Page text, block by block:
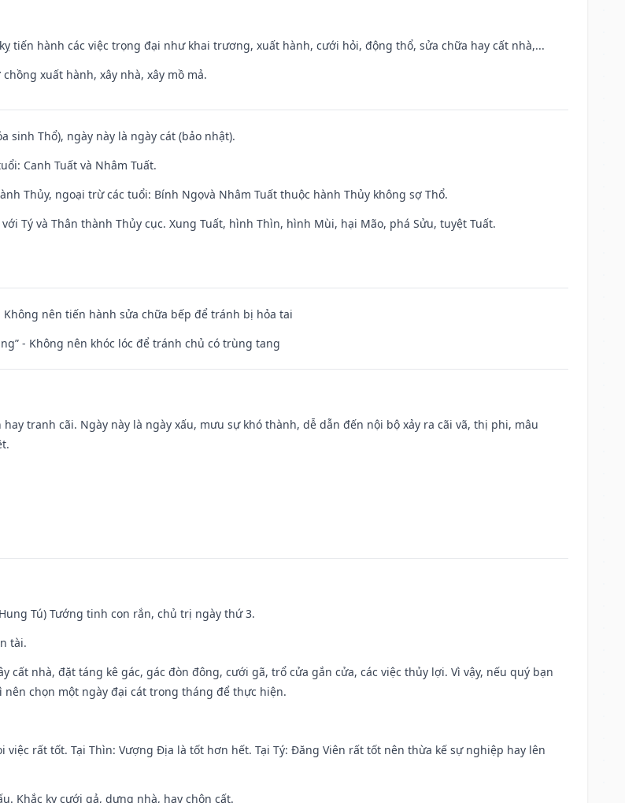
tiến hành các việc trọng đại như khai trương, xuất hành, cưới hỏi, động thổ, sửa chữa hay cất nhà,...
xuất hành, xây nhà, xây mồ mả.
sinh Thổ), ngày này là ngày cát (bảo nhật).
Canh Tuất và Nhâm Tuất.
Thủy, ngoại trừ các tuổi: Bính Ngọvà Nhâm Tuất thuộc hành Thủy không sợ Thổ.
Tý và Thân thành Thủy cục. Xung Tuất, hình Thìn, hình Mùi, hại Mão, phá Sửu, tuyệt Tuất.
Không nên tiến hành sửa chữa bếp để tránh bị hỏa tai
- Không nên khóc lóc để tránh chủ có trùng tang
tranh cãi. Ngày này là ngày xấu, mưu sự khó thành, dễ dẫn đến nội bộ xảy ra cãi vã, thị phi, mâu
Tú) Tướng tinh con rắn, chủ trị ngày thứ 3.
tài.
cất nhà, đặt táng kê gác, gác đòn đông, cưới gã, trổ cửa gắn cửa, các việc thủy lợi. Vì vậy, nếu quý bạn
chọn một ngày đại cát trong tháng để thực hiện.
việc rất tốt. Tại Thìn: Vượng Địa là tốt hơn hết. Tại Tý: Đăng Viên rất tốt nên thừa kế sự nghiệp hay lên
Khắc kỵ cưới gả, dựng nhà, hay chôn cất.